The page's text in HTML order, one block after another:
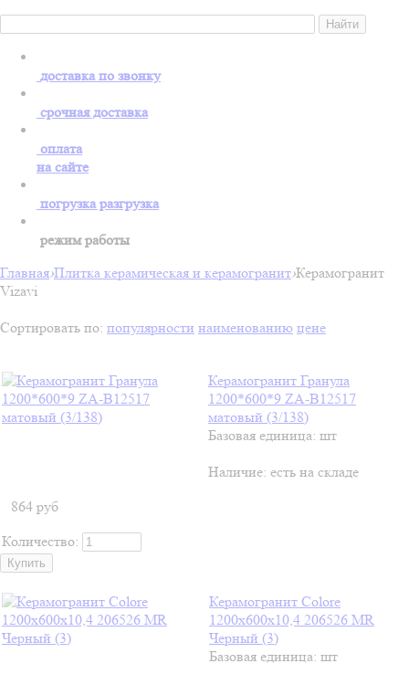
доставка по звонку
срочная доставка
оплата
на сайте
погрузка разгрузка
режим работы
Главная›Плитка керамическая и керамогранит›Керамогранит
Vizavi
Сортировать по: популярности наименованию цене
Керамогранит Гранула
1200*600*9 ZA-B12517
матовый (3/138)
Базовая единица: шт
Наличие: есть на складе
864 руб
Количество:
Керамогранит Colore
1200х600х10,4 206526 MR
Черный (3)
Базовая единица: шт